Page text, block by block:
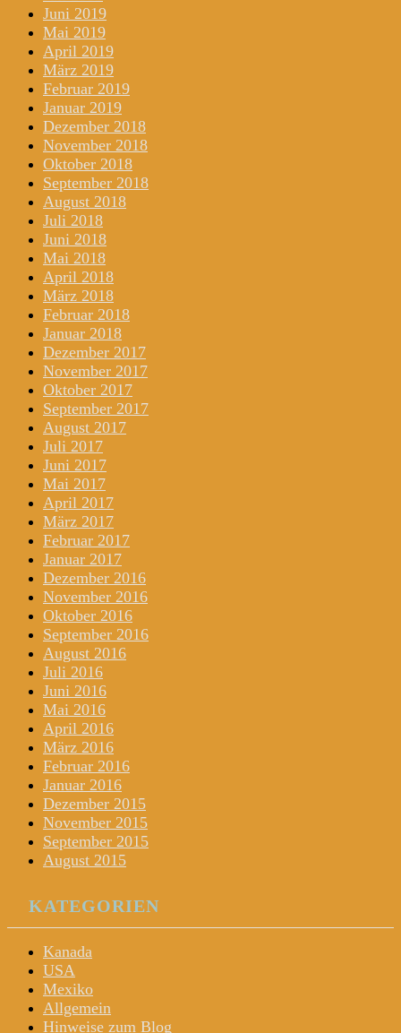
Juni 2019
Mai 2019
April 2019
März 2019
Februar 2019
Januar 2019
Dezember 2018
November 2018
Oktober 2018
September 2018
August 2018
Juli 2018
Juni 2018
Mai 2018
April 2018
März 2018
Februar 2018
Januar 2018
Dezember 2017
November 2017
Oktober 2017
September 2017
August 2017
Juli 2017
Juni 2017
Mai 2017
April 2017
März 2017
Februar 2017
Januar 2017
Dezember 2016
November 2016
Oktober 2016
September 2016
August 2016
Juli 2016
Juni 2016
Mai 2016
April 2016
März 2016
Februar 2016
Januar 2016
Dezember 2015
November 2015
September 2015
August 2015
KATEGORIEN
Kanada
USA
Mexiko
Allgemein
Hinweise zum Blog